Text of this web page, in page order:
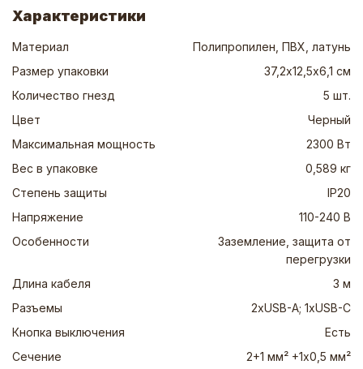
Характеристики
Материал
Полипропилен, ПВХ, латунь
Размер упаковки
37,2х12,5х6,1 см
Количество гнезд
5 шт.
Цвет
Черный
Максимальная мощность
2300 Вт
Вес в упаковке
0,589 кг
Степень защиты
IP20
Напряжение
110-240 В
Особенности
Заземление, защита от
перегрузки
Длина кабеля
3 м
Разъемы
2хUSB-A; 1хUSB-C
Кнопка выключения
Есть
Сечение
2+1 мм² +1х0,5 мм²